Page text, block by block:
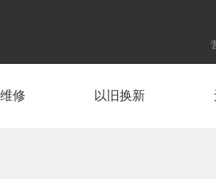
修 以旧换新